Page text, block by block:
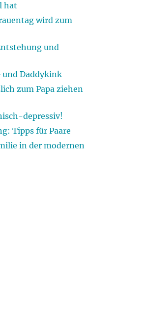
hat
wird zum
und
und Daddykink
zum Papa ziehen
depressiv!
Tipps für Paare
in der modernen